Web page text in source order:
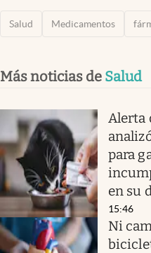
Salud Medicamentos
Más noticias de Salud
Alerta
para
en su
15:46
Ni